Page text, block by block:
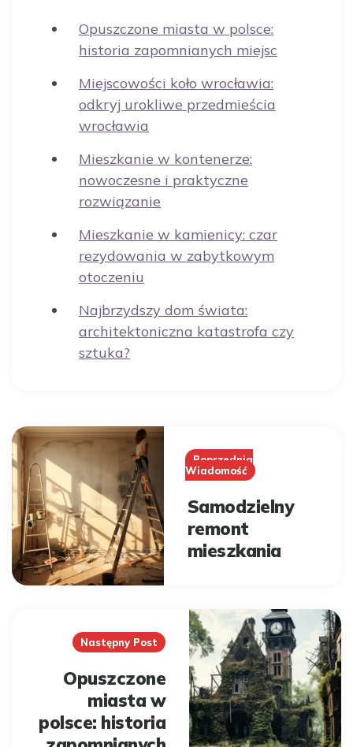
Opuszczone miasta w polsce:
historia zapomnianych miejsc
Miejscowości koło wrocławia:
odkryj urokliwe przedmieścia
wrocławia
Mieszkanie w kontenerze:
nowoczesne i praktyczne
rozwiązanie
Mieszkanie w kamienicy: czar
rezydowania w zabytkowym
otoczeniu
Najbrzydszy dom świata:
architektoniczna katastrofa czy
sztuka?
Post
navigation
Poprzednia
Wiadomość
Samodzielny
remont
mieszkania
Następny Post
Opuszczone
miasta w
polsce: historia